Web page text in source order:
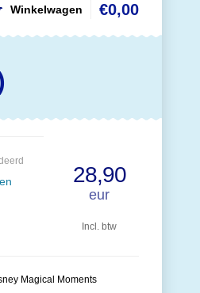
Winkelwagen €0,00
28,90
eur
Incl. btw
Magical Moments